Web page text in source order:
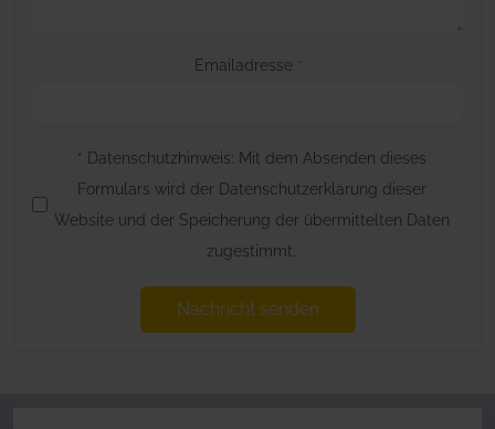
Emailadresse *
* Datenschutzhinweis: Mit dem Absenden dieses
Formulars wird der Datenschutzerklärung dieser
Website und der Speicherung der übermittelten Daten
zugestimmt.
Nachricht senden